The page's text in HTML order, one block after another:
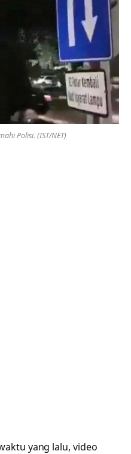
Polisi. (IST/NET)
yang lalu, video